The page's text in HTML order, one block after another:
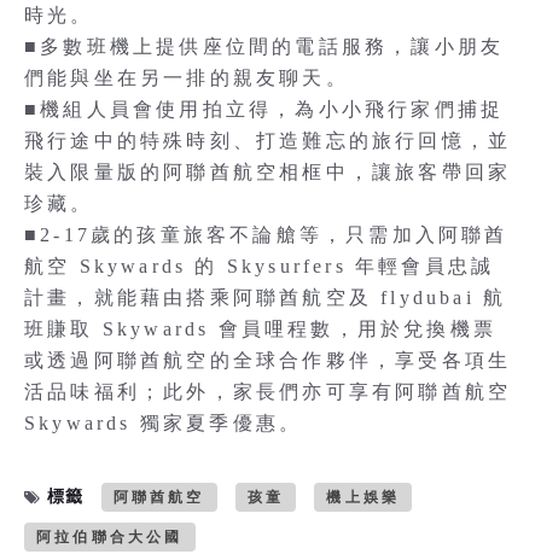
時光。
■多數班機上提供座位間的電話服務，讓小朋友
們能與坐在另一排的親友聊天。
■機組人員會使用拍立得，為小小飛行家們捕捉
飛行途中的特殊時刻、打造難忘的旅行回憶，並
裝入限量版的阿聯酋航空相框中，讓旅客帶回家
珍藏。
■2-17歲的孩童旅客不論艙等，只需加入阿聯酋
航空 Skywards 的 Skysurfers 年輕會員忠誠
計畫，就能藉由搭乘阿聯酋航空及 flydubai 航
班賺取 Skywards 會員哩程數，用於兌換機票
或透過阿聯酋航空的全球合作夥伴，享受各項生
活品味福利；此外，家長們亦可享有阿聯酋航空
Skywards 獨家夏季優惠。
標籤 阿聯酋航空 孩童 機上娛樂
阿拉伯聯合大公國